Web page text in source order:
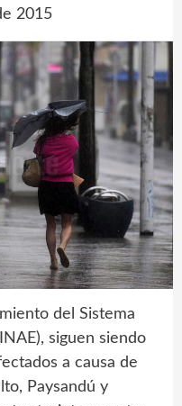
2015
del Sistema
siguen siendo
a causa de
Paysandú y